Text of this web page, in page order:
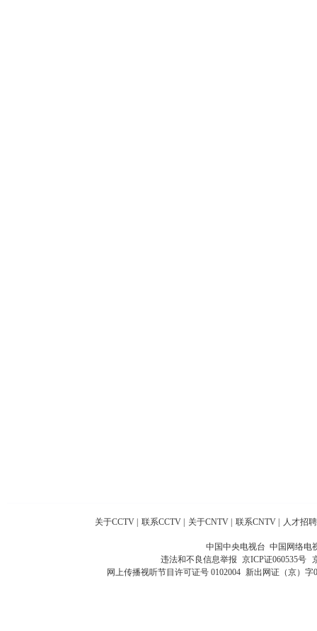
关于CCTV 联系CCTV 关于CNTV 联系CNTV 人才招聘
中国中央电视台 中国网络电
违法和不良信息举报 京ICP证060535号
网上传播视听节目许可证号 0102004 新出网证（京）